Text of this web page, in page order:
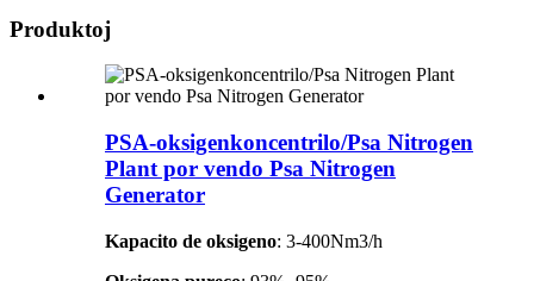
Produktoj
PSA-oksigenkoncentrilo/Psa Nitrogen
Plant por vendo Psa Nitrogen
Generator
Kapacito de oksigeno: 3-400Nm3/h